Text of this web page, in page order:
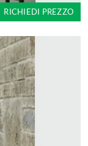
RICHIEDI PREZZO